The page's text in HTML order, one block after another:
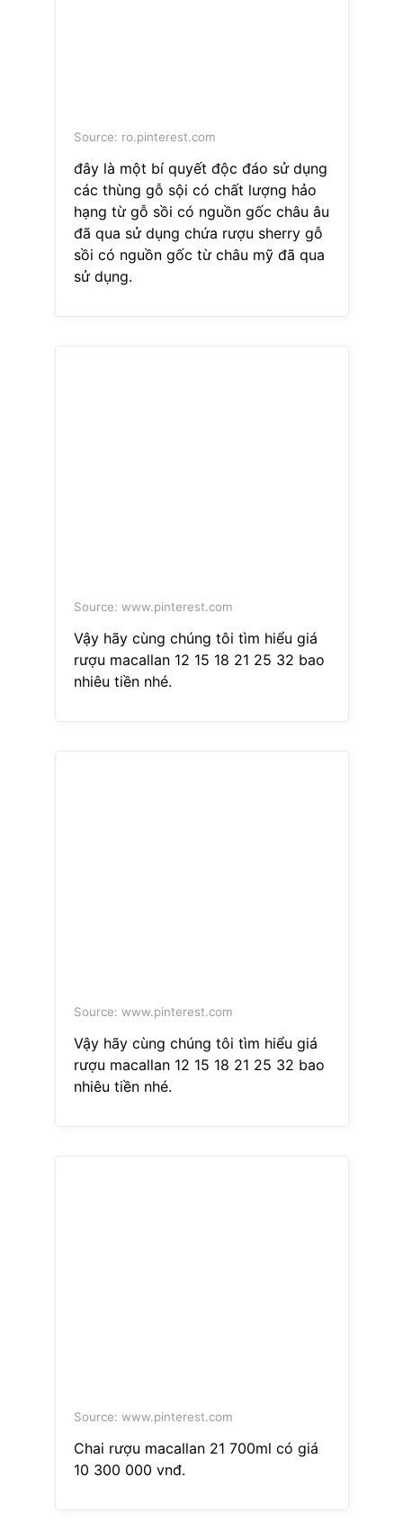
Source: ro.pinterest.com
đây là một bí quyết độc đáo sử dụng
các thùng gỗ sội có chất lượng hảo
hạng từ gỗ sồi có nguồn gốc châu âu
đã qua sử dụng chứa rượu sherry gỗ
sồi có nguồn gốc từ châu mỹ đã qua
sử dụng.
Source: www.pinterest.com
Vậy hãy cùng chúng tôi tìm hiểu giá
rượu macallan 12 15 18 21 25 32 bao
nhiêu tiền nhé.
Source: www.pinterest.com
Vậy hãy cùng chúng tôi tìm hiểu giá
rượu macallan 12 15 18 21 25 32 bao
nhiêu tiền nhé.
Source: www.pinterest.com
Chai rượu macallan 21 700ml có giá
10 300 000 vnđ.